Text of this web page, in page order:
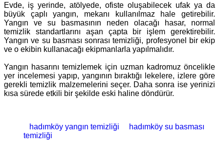
Evde, iş yerinde, atölyede, ofiste oluşabilecek ufak ya da
büyük çaplı yangın, mekanı kullanılmaz hale getirebilir.
Yangın ve su basmasının neden olacağı hasar, normal
temizlik standartlarını aşan çapta bir işlem gerektirebilir.
Yangın ve su basması sonrası temizliği, profesyonel bir ekip
ve o ekibin kullanacağı ekipmanlarla yapılmalıdır.
Yangın hasarını temizlemek için uzman kadromuz öncelikle
yer incelemesi yapıp, yangının bıraktığı lekelere, izlere göre
gerekli temizlik malzemelerini seçer. Daha sonra ise yerinizi
kısa sürede etkili bir şekilde eski haline döndürür.
hadımköy yangın temizliği
hadımköy su basması
temizliği